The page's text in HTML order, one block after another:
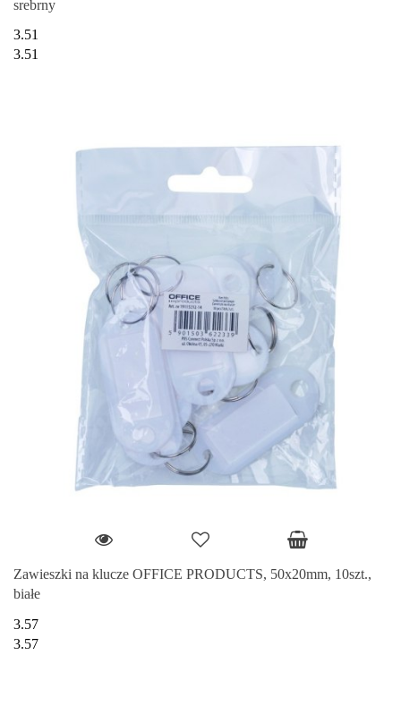
srebrny
3.51
3.51
Zawieszki na klucze OFFICE PRODUCTS, 50x20mm, 10szt.,
białe
3.57
3.57